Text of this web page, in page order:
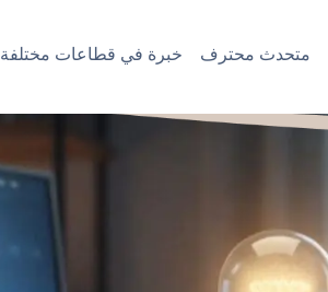
متحدث محترف خبرة في قطاعات مختلفة